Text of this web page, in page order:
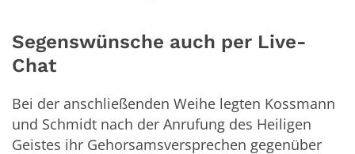
Segenswünsche auch per Live-
Chat
Bei der anschließenden Weihe legten Kossmann
und Schmidt nach der Anrufung des Heiligen
Geistes ihr Gehorsamsversprechen gegenüber